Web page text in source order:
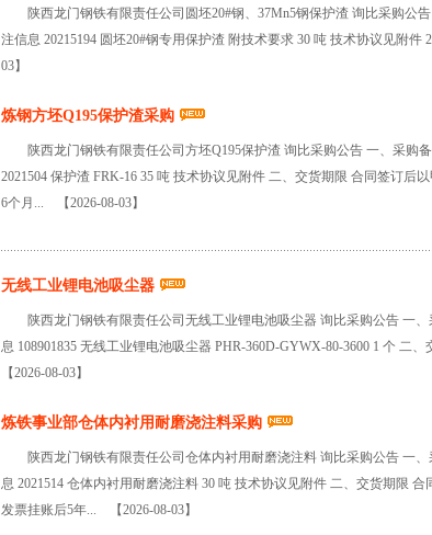
陕西龙门钢铁有限责任公司圆坯20#钢、37Mn5钢保护渣 询比采购公
注信息 20215194 圆坯20#钢专用保护渣 附技术要求 30 吨 技术协议见附
03】
炼钢方坯Q195保护渣采购
陕西龙门钢铁有限责任公司方坯Q195保护渣 询比采购公告 一、采购
2021504 保护渣 FRK-16 35 吨 技术协议见附件 二、交货期限 合同签订
6个月...
【2026-08-03】
无线工业锂电池吸尘器
陕西龙门钢铁有限责任公司无线工业锂电池吸尘器 询比采购公告 一
息 108901835 无线工业锂电池吸尘器 PHR-360D-GYWX-80-3600 1 个
【2026-08-03】
炼铁事业部仓体内衬用耐磨浇注料采购
陕西龙门钢铁有限责任公司仓体内衬用耐磨浇注料 询比采购公告 一
息 2021514 仓体内衬用耐磨浇注料 30 吨 技术协议见附件 二、交货期限
发票挂账后5年...
【2026-08-03】